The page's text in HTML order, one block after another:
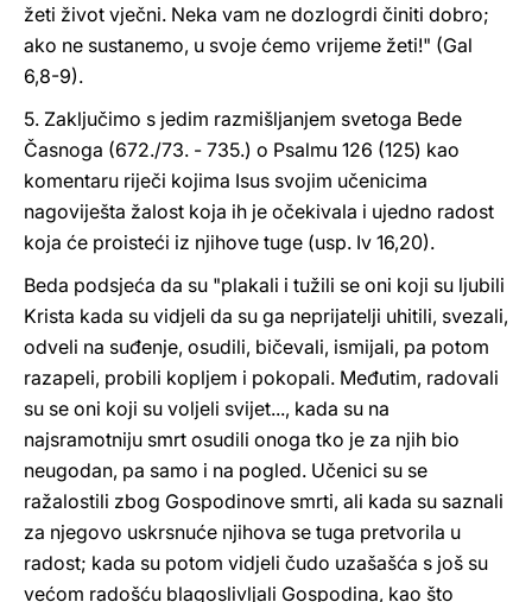
žeti život vječni. Neka vam ne dozlogrdi činiti dobro;
ako ne sustanemo, u svoje ćemo vrijeme žeti!" (Gal
6,8-9).
5. Zaključimo s jedim razmišljanjem svetoga Bede
Časnoga (672./73. - 735.) o Psalmu 126 (125) kao
komentaru riječi kojima Isus svojim učenicima
nagoviješta žalost koja ih je očekivala i ujedno radost
koja će proisteći iz njihove tuge (usp. Iv 16,20).
Beda podsjeća da su "plakali i tužili se oni koji su ljubili
Krista kada su vidjeli da su ga neprijatelji uhitili, svezali,
odveli na suđenje, osudili, bičevali, ismijali, pa potom
razapeli, probili kopljem i pokopali. Međutim, radovali
su se oni koji su voljeli svijet..., kada su na
najsramotniju smrt osudili onoga tko je za njih bio
neugodan, pa samo i na pogled. Učenici su se
ražalostili zbog Gospodinove smrti, ali kada su saznali
za njegovo uskrsnuće njihova se tuga pretvorila u
radost; kada su potom vidjeli čudo uzašašća s još su
većom radošću blagoslivljali Gospodina, kao što